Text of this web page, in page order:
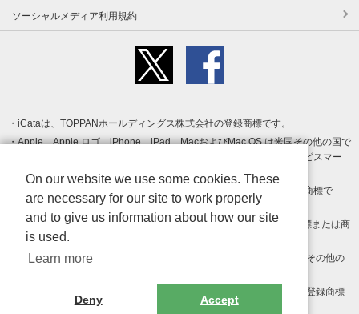
ソーシャルメディア利用規約
iCataは、TOPPANホールディングス株式会社の登録商標です。
Apple、Apple ロゴ、iPhone、iPad、MacおよびMac OS は米国その他の国で
登録された Apple Inc. の商標です。App Store は Apple Inc. のサービスマー
クです。
Android、Google Play および Google Play ロゴ は Google LLC の商標で
す。
Windows は Microsoft Inc.の米国およびその他の国における登録商標または商
標です。
Adobe、Adobe Reader、Adobe PDF は、Adobe Inc.の米国およびその他の
その他、記載されている会社名、商品名、ロゴは各社の商標または登録商標
On our website we use some cookies. These
are necessary for our site to work properly
and to give us information about how our site
is used.
Learn more
Deny Accept